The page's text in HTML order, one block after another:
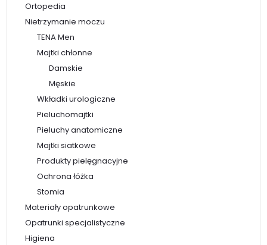
Ortopedia
Nietrzymanie moczu
TENA Men
Majtki chłonne
Damskie
Męskie
Wkładki urologiczne
Pieluchomajtki
Pieluchy anatomiczne
Majtki siatkowe
Produkty pielęgnacyjne
Ochrona łóżka
Stomia
Materiały opatrunkowe
Opatrunki specjalistyczne
Higiena